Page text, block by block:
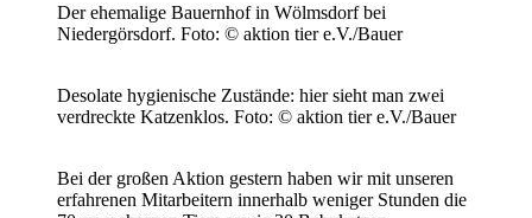
Der ehemalige Bauernhof in Wölmsdorf bei
Niedergörsdorf. Foto: © aktion tier e.V./Bauer
Desolate hygienische Zustände: hier sieht man zwei
verdreckte Katzenklos. Foto: © aktion tier e.V./Bauer
Bei der großen Aktion gestern haben wir mit unseren
erfahrenen Mitarbeitern innerhalb weniger Stunden die